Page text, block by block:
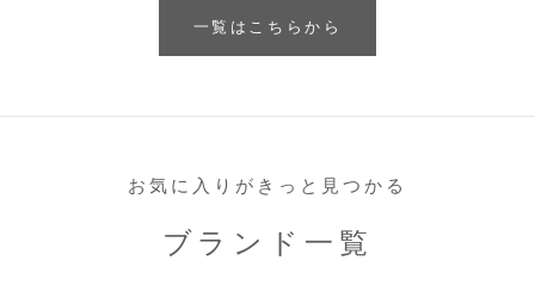
一覧はこちらから
お気に入りがきっと見つかる
ブランド一覧